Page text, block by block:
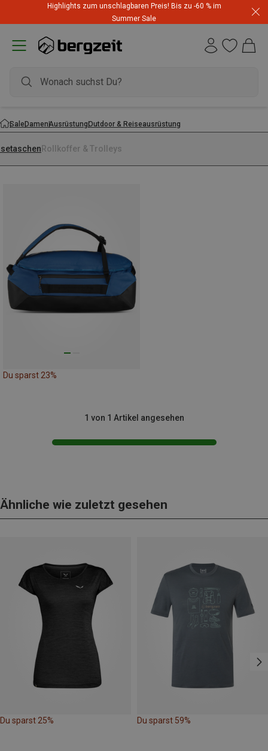
Highlights zum unschlagbaren Preis! Bis zu -60 % im
Summer Sale
SaleDamenAusrüstungOutdoor & Reiseausrüstung
Rollkoffer & Trolleys
Du sparst 23%
1 von 1 Artikel angesehen
Ähnliche wie zuletzt gesehen
Du sparst 25% Du sparst 59%